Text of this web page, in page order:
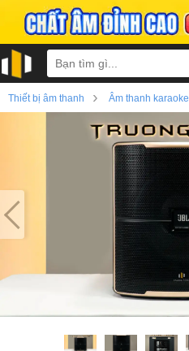
Thiết bị âm thanh › Âm thanh karaoke